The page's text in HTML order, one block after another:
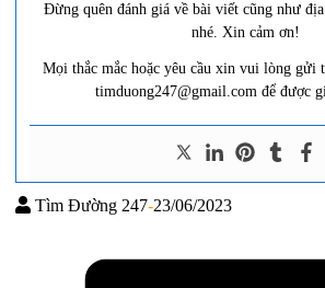
Đừng quên đánh giá về bài viết cũng như
nhé. Xin cảm ơn!
Mọi thắc mắc hoặc yêu cầu xin vui lòng gửi
timduong247@gmail.com để được
Tìm Đường 247-23/06/2023